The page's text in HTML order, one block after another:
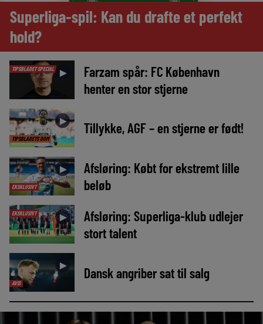
Superliga-spil: Kan du drafte et perfekt
hold?
TIPSBLADET SPECIAL ►
Farzam spår: FC København
henter en stor stjerne
TIPSBLADETS DOM
► Tillykke, AGF – en stjerne er født!
EKSKLUSIVT
►
Afsløring: Købt for ekstremt lille
beløb
EKSKLUSIVT ►
Afsløring: Superliga-klub udlejer
stort talent
AVIS
► Dansk angriber sat til salg